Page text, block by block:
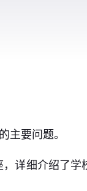
主要问题。
详细介绍了学